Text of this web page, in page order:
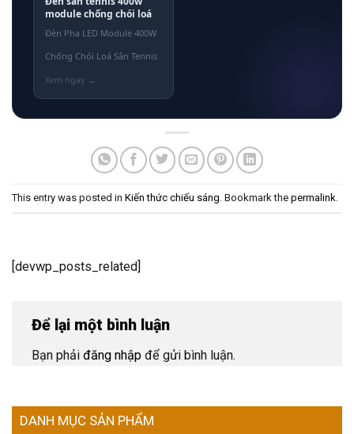
module chống chói loá
Đèn Pha LED Module 400W
Chống Chói Loá Sân Tennis
This entry was posted in Kiến thức chiếu sáng . Bookmark the permalink
[devwp_posts_related]
Để lại một bình luận
Bạn phải đăng nhập để gửi bình luận.
DANH MỤC SẢN PHẨM